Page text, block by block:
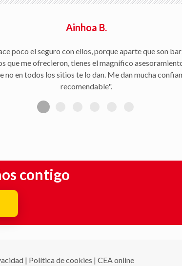
Ainhoa B.
poco el seguro con ellos, porque aparte que son
que me ofrecieron, tienes el magnífico
no en todos los sitios te lo dan. Me dan mucha
recomendable".
contigo
| Política de cookies | CEA online